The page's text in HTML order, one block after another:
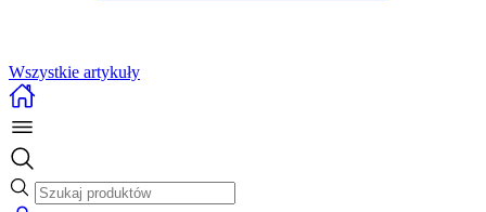
Wszystkie artykuły